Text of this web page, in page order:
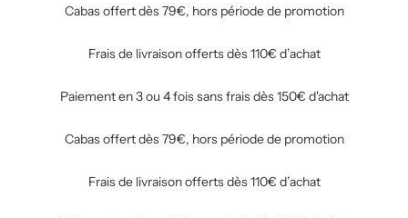
Cabas offert dès 79€, hors période de promotion
Frais de livraison offerts dès 110€ d’achat
Paiement en 3 ou 4 fois sans frais dès 150€ d'achat
Cabas offert dès 79€, hors période de promotion
Frais de livraison offerts dès 110€ d’achat